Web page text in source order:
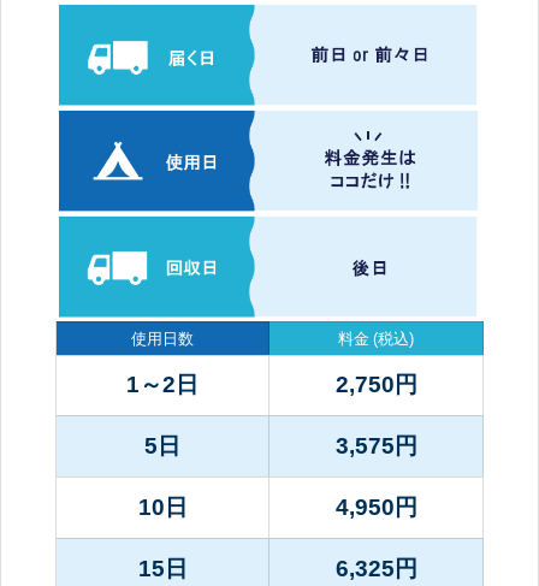
使用日数
1～2日
5日
10日
15日
料金 (税込)
2,750 円
3,575 円
4,950 円
6,325 円